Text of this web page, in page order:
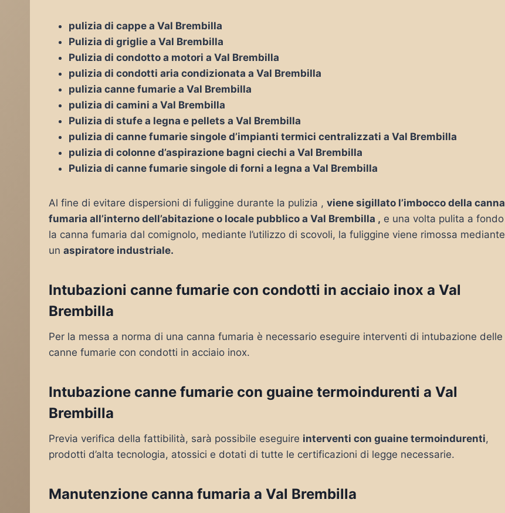
pulizia di cappe a Val Brembilla
Pulizia di griglie a Val Brembilla
Pulizia di condotto a motori a Val Brembilla
pulizia di condotti aria condizionata a Val Brembilla
pulizia canne fumarie a Val Brembilla
pulizia di camini a Val Brembilla
Pulizia di stufe a legna e pellets a Val Brembilla
pulizia di canne fumarie singole d’impianti termici centralizzati a Val Brembilla
pulizia di colonne d’aspirazione bagni ciechi a Val Brembilla
Pulizia di canne fumarie singole di forni a legna a Val Brembilla
Al fine di evitare dispersioni di fuliggine durante la pulizia , viene sigillato l’imbocco della canna
fumaria all’interno dell’abitazione o locale pubblico a Val Brembilla , e una volta pulita a fondo
la canna fumaria dal comignolo, mediante l’utilizzo di scovoli, la fuliggine viene rimossa mediante
un aspiratore industriale.
Intubazioni canne fumarie con condotti in acciaio inox a Val
Brembilla
Per la messa a norma di una canna fumaria è necessario eseguire interventi di intubazione delle
canne fumarie con condotti in acciaio inox.
Intubazione canne fumarie con guaine termoindurenti a Val
Brembilla
Previa verifica della fattibilità, sarà possibile eseguire interventi con guaine termoindurenti,
prodotti d’alta tecnologia, atossici e dotati di tutte le certificazioni di legge necessarie.
Manutenzione canna fumaria a Val Brembilla